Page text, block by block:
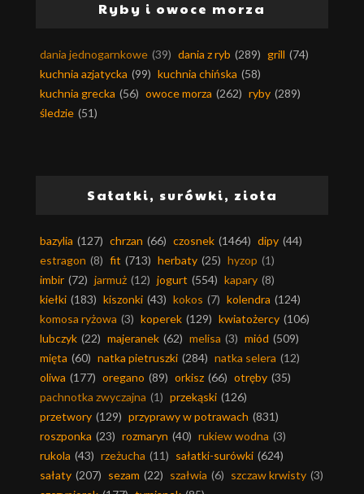
Ryby i owoce morza
dania jednogarnkowe (39) dania z ryb (289) grill (74)
kuchnia azjatycka (99) kuchnia chińska (58)
kuchnia grecka (56) owoce morza (262) ryby (289)
śledzie (51)
Sałatki, surówki, zioła
bazylia (127) chrzan (66) czosnek (1464) dipy (44)
estragon (8) fit (713) herbaty (25) hyzop (1)
imbir (72) jarmuż (12) jogurt (554) kapary (8)
kiełki (183) kiszonki (43) kokos (7) kolendra (124)
komosa ryżowa (3) koperek (129) kwiatożercy (106)
lubczyk (22) majeranek (62) melisa (3) miód (509)
mięta (60) natka pietruszki (284) natka selera (12)
oliwa (177) oregano (89) orkisz (66) otręby (35)
pachnotka zwyczajna (1) przekąski (126)
przetwory (129) przyprawy w potrawach (831)
roszponka (23) rozmaryn (40) rukiew wodna (3)
rukola (43) rzeżucha (11) sałatki-surówki (624)
sałaty (207) sezam (22) szałwia (6) szczaw krwisty (3)